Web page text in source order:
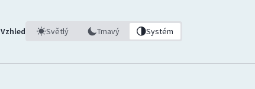
Vzhled Světlý Tmavý Systém